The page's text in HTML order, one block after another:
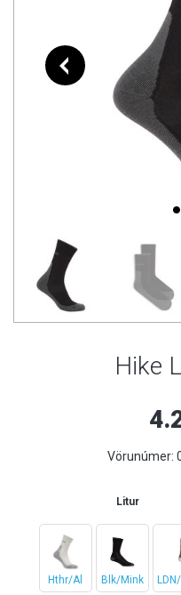
Hike
Vörunúmer:
Litur
Hthr/Al Blk/Mink